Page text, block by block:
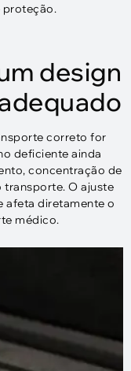
proteção.
design
correto for
deficiente ainda
concentração de
transporte. O ajuste
afeta diretamente o
médico.